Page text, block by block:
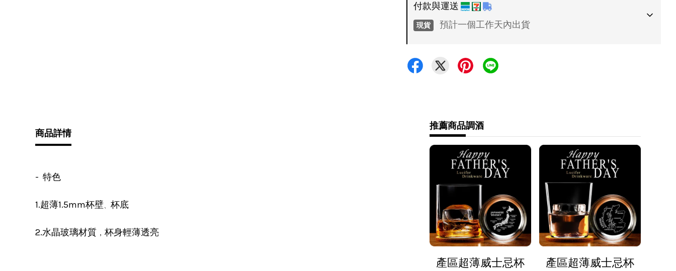
付款與運送
現貨 預計一個工作天內出貨
•超商 / 宅配貨到付款
7-11 - 運費 60 元，NT 600 享免運
全家 - 運費 60 元，NT 600 享免運
新竹物流 - 運費 80 元
黑貓(包裹90cm以下) - 運費 170 元
黑貓(包裹91~120cm) - 運費 210 元
黑貓(包裹121~150cm以下) - 運費 250 元
商品詳情
- 特色
1.超薄1.5mm杯壁、 杯底
2.水晶玻璃材質 ， 杯身輕薄透亮
推薦商品調酒
產區超薄威士忌杯
產區超薄威士忌杯